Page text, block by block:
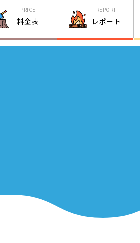
PRICE
料金表
REPORT
レポート